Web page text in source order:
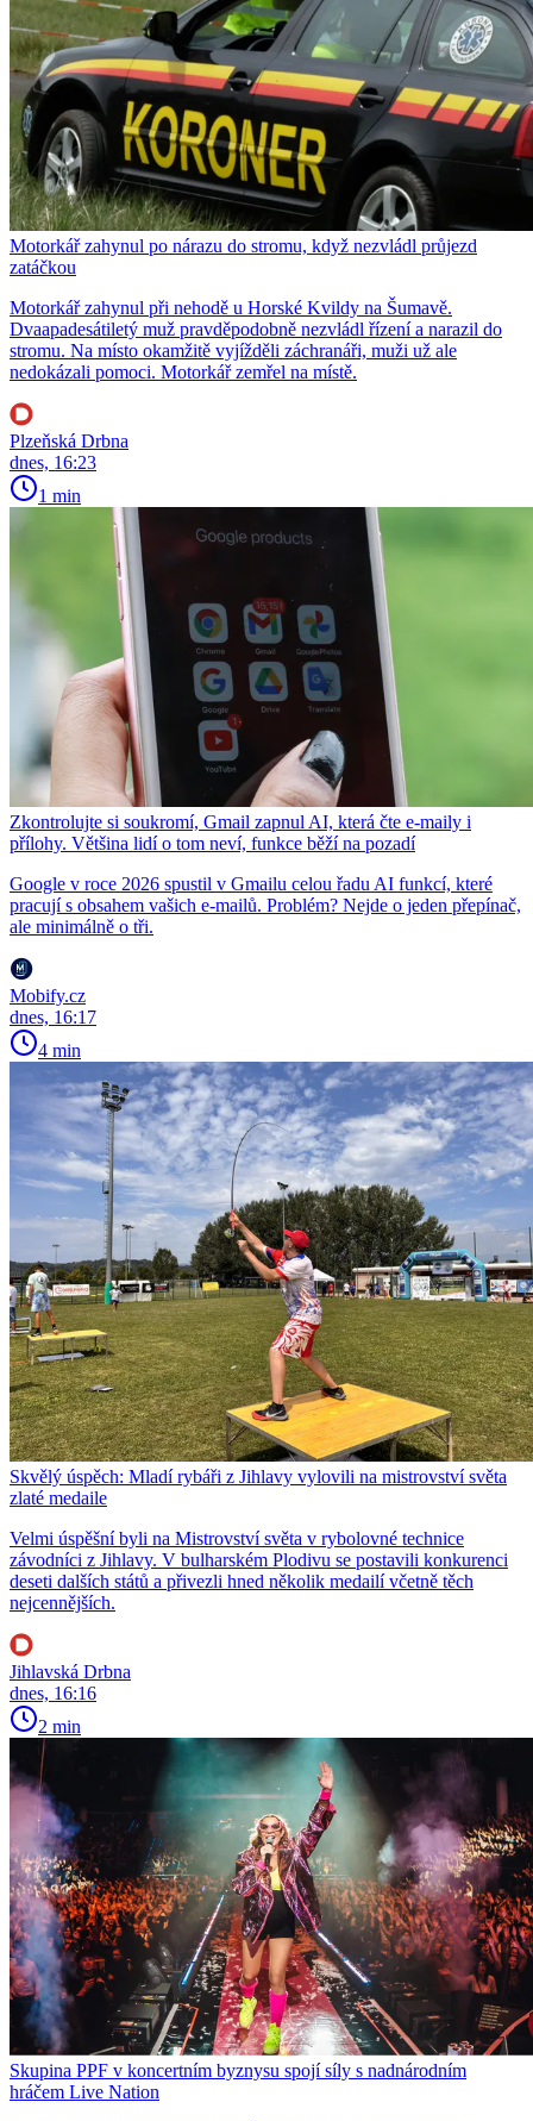
Motorkář zahynul po nárazu do stromu, když nezvládl průjezd
zatáčkou
Motorkář zahynul při nehodě u Horské Kvildy na Šumavě.
Dvaapadesátiletý muž pravděpodobně nezvládl řízení a narazil do
stromu. Na místo okamžitě vyjížděli záchranáři, muži už ale
nedokázali pomoci. Motorkář zemřel na místě.
Plzeňská Drbna
dnes, 16:23
1 min
Zkontrolujte si soukromí, Gmail zapnul AI, která čte e-maily i
přílohy. Většina lidí o tom neví, funkce běží na pozadí
Google v roce 2026 spustil v Gmailu celou řadu AI funkcí, které
pracují s obsahem vašich e-mailů. Problém? Nejde o jeden přepínač,
ale minimálně o tři.
Mobify.cz
dnes, 16:17
4 min
Skvělý úspěch: Mladí rybáři z Jihlavy vylovili na mistrovství světa
zlaté medaile
Velmi úspěšní byli na Mistrovství světa v rybolovné technice
závodníci z Jihlavy. V bulharském Plodivu se postavili konkurenci
deseti dalších států a přivezli hned několik medailí včetně těch
nejcennějších.
Jihlavská Drbna
dnes, 16:16
2 min
Skupina PPF v koncertním byznysu spojí síly s nadnárodním
hráčem Live Nation